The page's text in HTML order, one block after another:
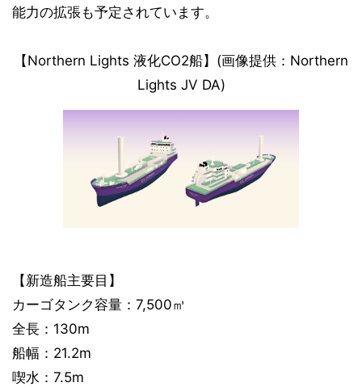
能力の拡張も予定されています。
【Northern Lights 液化CO2船】(画像提供：Northern
Lights JV DA)
【新造船主要目】
カーゴタンク容量：7,500㎥
全長：130m
船幅：21.2m
喫水：7.5m